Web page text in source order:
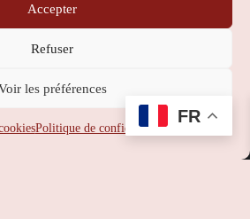
Accepter
Refuser
les préférences
Politique de confidentialité
FR